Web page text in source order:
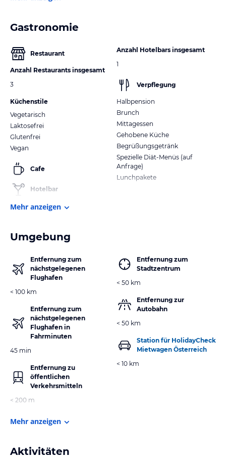
Gastronomie
Restaurant
Anzahl Restaurants insgesamt
3
Küchenstile
Vegetarisch
Laktosefrei
Glutenfrei
Vegan
Cafe
Hotelbar
Anzahl Hotelbars insgesamt
1
Verpflegung
Halbpension
Brunch
Mittagessen
Gehobene Küche
Begrüßungsgetränk
Spezielle Diät-Menüs (auf
Anfrage)
Lunchpakete
Mehr anzeigen
Umgebung
Entfernung zum
nächstgelegenen
Flughafen
< 100 km
Entfernung zum
nächstgelegenen
Flughafen in
Fahrminuten
45 min
Entfernung zu
öffentlichen
Verkehrsmitteln
< 200 m
Entfernung zum
Stadtzentrum
< 50 km
Entfernung zur
Autobahn
< 50 km
Station für HolidayCheck
Mietwagen Österreich
< 10 km
Mehr anzeigen
Aktivitäten